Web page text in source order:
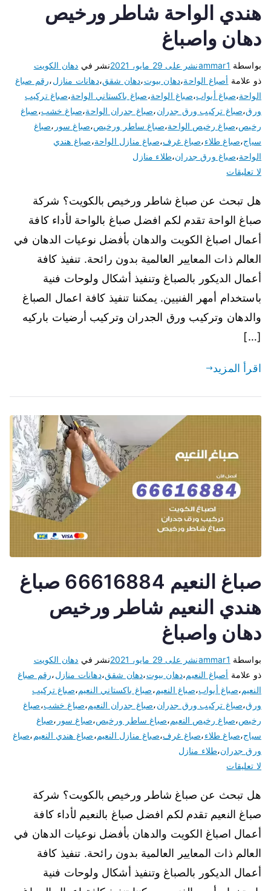
هندي الواحة شاطر ورخيص
دهان واصباغ
بواسطة ammar1نشر على 29 مايو، 2021 نشر في دهان الكويت
ذو علامة أصباغ الواحة،دهان بيوت،دهان شقق،دهانات منازل،رقم صباغ
الواحة،صباغ أبواب،صباغ الواحة،صباغ باكستاني الواحة،صباغ تركيب
ورق،صباغ تركيب ورق جدران،صباغ جدران الواحة،صباغ خشب،صباغ
رخيص،صباغ رخيص الواحة،صباغ ساطر ورخيص،صباغ سور ،صباغ
سياج،صباغ طلاء،صباغ غرف،صباغ منازل الواحة،صباغ هندي
الواحة،صباغ ورق جدران،طلاء منازل
لا تعليقات
هل تبحث عن صباغ شاطر ورخيص بالكويت؟ شركة
صباغ الواحة تقدم لكم افضل صباغ بالواحة لأداء كافة
أعمال اصباغ الكويت والدهان بأفضل نوعيات الدهان في
العالم ذات المعايير العالمية بدون رائحة. تنفيذ كافة
أعمال الديكور بالصباغ وتنفيذ أشكال ولوحات فنية
باستخدام أمهر الفنيين. يمكننا تنفيذ كافة اعمال الصباغ
والدهان وتركيب ورق الجدران وتركيب أرضيات باركيه
[…]
اقرأ المزيد
صباغ النعيم 66616884 صباغ
هندي النعيم شاطر ورخيص
دهان واصباغ
بواسطة ammar1نشر على 29 مايو، 2021 نشر في دهان الكويت
ذو علامة أصباغ النعيم،دهان بيوت،دهان شقق،دهانات منازل،رقم صباغ
النعيم،صباغ أبواب،صباغ النعيم،صباغ باكستاني النعيم،صباغ تركيب
ورق،صباغ تركيب ورق جدران،صباغ جدران النعيم،صباغ خشب،صباغ
رخيص،صباغ رخيص النعيم،صباغ ساطر ورخيص،صباغ سور ،صباغ
سياج،صباغ طلاء،صباغ غرف،صباغ منازل النعيم،صباغ هندي النعيم ،صباغ
ورق جدران،طلاء منازل
لا تعليقات
هل تبحث عن صباغ شاطر ورخيص بالكويت؟ شركة
صباغ النعيم تقدم لكم افضل صباغ بالنعيم لأداء كافة
أعمال اصباغ الكويت والدهان بأفضل نوعيات الدهان في
العالم ذات المعايير العالمية بدون رائحة. تنفيذ كافة
أعمال الديكور بالصباغ وتنفيذ أشكال ولوحات فنية